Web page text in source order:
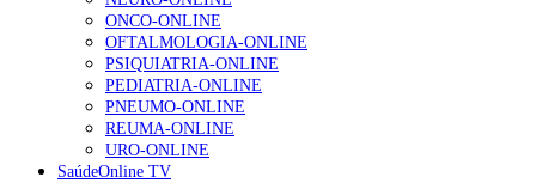
132 visualizações
“Os programas de rastreio do cancro do pulmão são
custo-efetivos e representam um investimento
sustentável para os sistemas de saúde”
93 visualizações
ONCO-ONLINE
OFTALMOLOGIA-ONLINE
PSIQUIATRIA-ONLINE
PEDIATRIA-ONLINE
PNEUMO-ONLINE
REUMA-ONLINE
URO-ONLINE
SaúdeOnline TV